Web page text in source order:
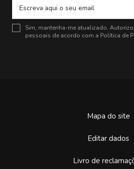
Sim, mantenha-me atualizado.
pessoais de acordo com a Política de
Mapa do site
Editar dados
Livro de